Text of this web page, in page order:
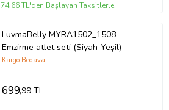
74,66 TL'den Başlayan Taksitlerle
LuvmaBelly MYRA1502_1508
Emzirme atlet seti (Siyah-Yeşil)
Kargo Bedava
699,99 TL